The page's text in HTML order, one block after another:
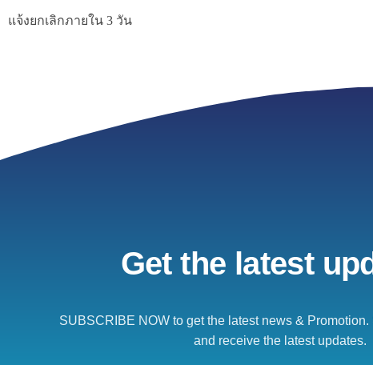
แจ้งยกเลิกภายใน 3 วัน
Get the latest
SUBSCRIBE NOW to get the latest news &
and receive the latest updates.